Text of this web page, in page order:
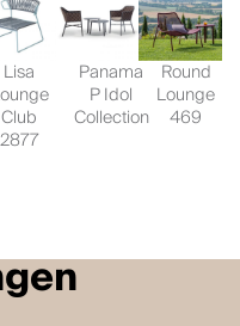
Lisa
Club
2877
Panama
P Idol
Collection
Round
Lounge
469